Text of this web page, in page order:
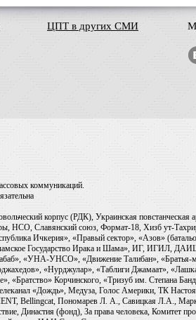
ЦПТ в других СМИ
коммуникаций.
корпус (РДК), Украинская
НСО, Славянский союз, Формат-18, Хизб ут-
Ичкерия», «Правый сектор», «Азов»
Государство Ирака и Шама», ИГ, ИГИЛ,
«УНА-УНСО», «Движение Талибан», «Братья-
«Нурджулар», «Таблиги Джамаат»,
Корчинского, «Тризуб им. Степана
«Дождь», Медуза, Голос Америки, ТК
Bellingcat, Пономарев Л. А., Савицкая Л.А.,
Династия (фонд), За права человека, Комитет